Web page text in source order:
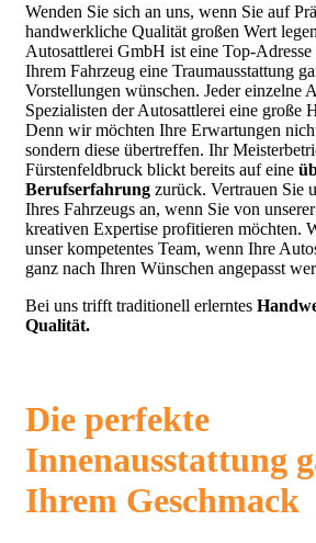
Wenden Sie sich an uns, wenn Sie auf
handwerkliche Qualität großen Wert
Autosattlerei GmbH ist eine Top-
Ihrem Fahrzeug eine Traumausstattung
Vorstellungen wünschen. Jeder einzelne
Spezialisten der Autosattlerei eine große
Denn wir möchten Ihre Erwartungen
sondern diese übertreffen. Ihr
Fürstenfeldbruck blickt bereits auf eine
Berufserfahrung zurück. Vertrauen Sie
Ihres Fahrzeugs an, wenn Sie von
kreativen Expertise profitieren möchten.
unser kompetentes Team, wenn Ihre
ganz nach Ihren Wünschen angepasst
Bei uns trifft traditionell erlerntes
Qualität.
Die perfekte
Innenausstattung
Ihrem Geschmack